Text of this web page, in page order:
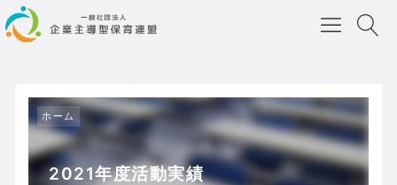
ホーム
2021年度活動実績